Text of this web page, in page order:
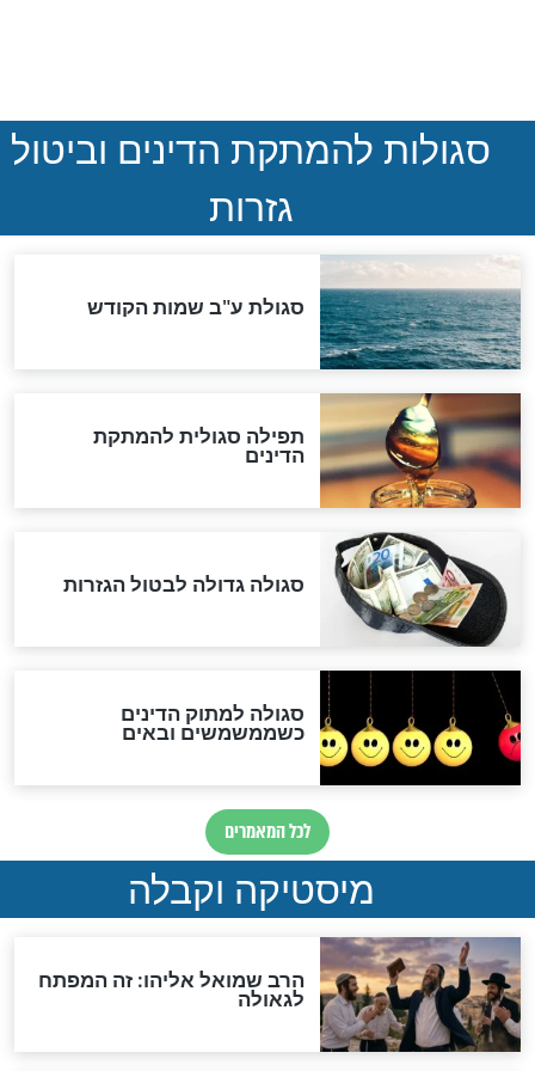
הותר לפרסום: לוחמי מילואים
נהרגו בדרום לבנון
ההסכם החשאי של טראמפ
ואיראן: בלי שקיפות ועם הרבה
סימני שאלה
המסמך האבוד שנחשף
במרתפי מוסקבה: כתב היד
הנדיר של הרשב"ם התגלה
"מודה לקב"ה על כל השנים"
לכל המאמרים
אחרית הימים
האם אפשר לחשב את הקץ?